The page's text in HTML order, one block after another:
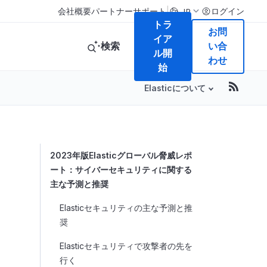
会社概要パートナーサポート| JP ログイン
検索
トラ
イア
ル開
始
お問
い合
わせ
Elasticについて
Table of
2023年版Elasticグローバル脅威レポ
ート：サイバーセキュリティに関する
主な予測と推奨
Elasticセキュリティの主な予測と推
奨
Elasticセキュリティで攻撃者の先を
行く